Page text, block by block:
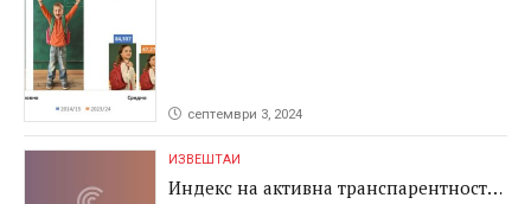
септември 3, 2024
ИЗВЕШТАИ
Индекс на активна транспарентност